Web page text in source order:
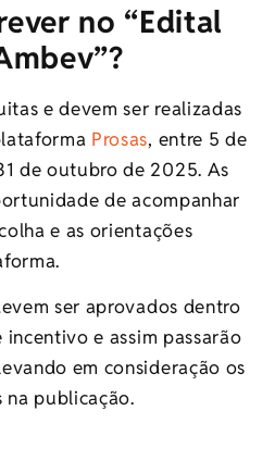
no “Edital
e devem ser realizadas
Prosas, entre 5 de
de outubro de 2025. As
de acompanhar
e as orientações
ser aprovados dentro
e assim passarão
em consideração os
publicação.